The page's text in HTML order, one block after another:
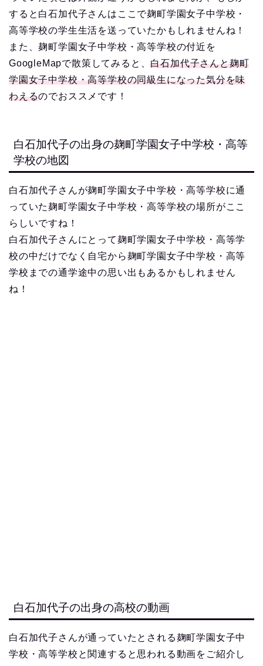
すると白石加代子さんはここで麹町学園女子中学校・
高等学校の学生生活を送っていたかもしれませんね！
また、麹町学園女子中学校・高等学校の付近を
GoogleMapで散策してみると、白石加代子さんと麹町
学園女子中学校・高等学校の同級生になった気分を味
わえるのでおススメです！
白石加代子の出身の麹町学園女子中学校・高等
学校の地図
白石加代子さんが麹町学園女子中学校・高等学校に通
っていた麹町学園女子中学校・高等学校の場所がここ
らしいですね！
白石加代子さんにとって麹町学園女子中学校・高等学
校の中だけでなく自宅から麹町学園女子中学校・高等
学校までの通学途中の思い出もあるかもしれません
ね！
白石加代子の出身の高校の動画
白石加代子さんが通っていたとされる麹町学園女子中
学校・高等学校と関連すると思われる動画をご紹介し